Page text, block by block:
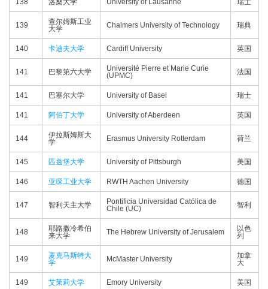
138 洛桑大学 University of Lausanne 瑞士
139
查尔姆斯工业
大学
Chalmers University of Technology 瑞典
140 卡迪夫大学 Cardiff University 英国
141 巴黎第六大学
Université Pierre et Marie Curie
(UPMC)
法国
141 巴塞尔大学 University of Basel 瑞士
141 阿伯丁大学 University of Aberdeen 英国
144
伊拉斯姆斯大
学
Erasmus University Rotterdam 荷兰
145 匹兹堡大学 University of Pittsburgh 美国
146 亚琛工业大学 RWTH Aachen University 德国
147 智利天主大学
Pontificia Universidad Católica de
Chile (UC)
智利
148
耶路撒冷希伯
来大学
The Hebrew University of Jerusalem
以色
列
149
麦克马斯特大
学
McMaster University
加拿
大
149 艾茉莉大学 Emory University 美国